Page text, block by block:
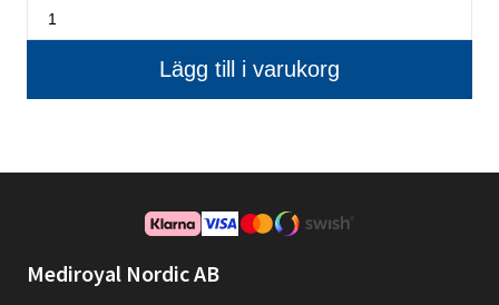
Mediroyal Nordic AB